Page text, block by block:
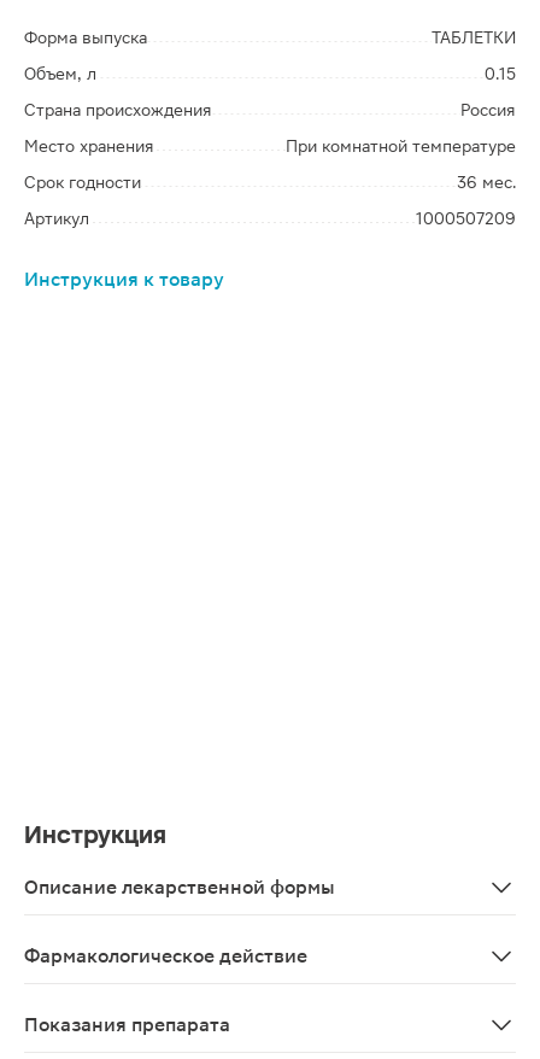
Форма выпуска
ТАБЛЕТКИ
Объем, л
0.15
Страна происхождения
Россия
Место хранения
При комнатной температуре
Срок годности
36 мес.
Артикул
1000507209
Инструкция к товару
Инструкция
Описание лекарственной формы
Фармакологическое действие
Показания препарата